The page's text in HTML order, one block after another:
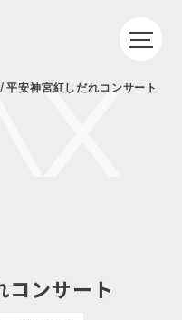
資料を印刷
平安神宮紅しだれコンサート
コンサート